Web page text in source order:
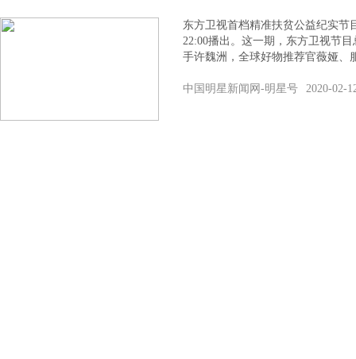
东方卫视首档精准扶贫公益纪实节
22:00播出。这一期，东方卫视节
手许魏洲，全球好物推荐官薇娅、
中国明星新闻网-明星号 2020-02-